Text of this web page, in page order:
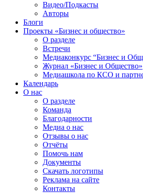
Видео/Подкасты
Авторы
Блоги
Проекты «Бизнес и общество»
О разделе
Встречи
Медиаконкурс “Бизнес и
Журнал «Бизнес и Общество»
Медиашкола по КСО и
Календарь
О нас
О разделе
Команда
Благодарности
Медиа о нас
Отзывы о нас
Отчёты
Помочь нам
Документы
Скачать логотипы
Реклама на сайте
Контакты